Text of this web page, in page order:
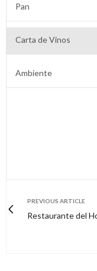
Pan
Carta de Vinos
Ambiente
PREVIOUS ARTICLE
Restaurante del